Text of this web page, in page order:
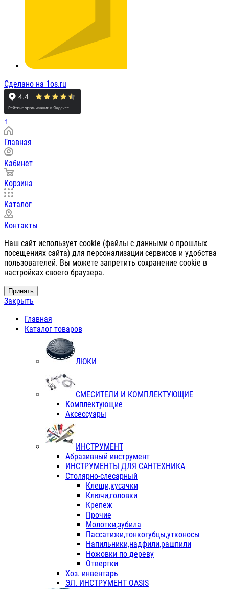
Сделано на 1os.ru
↑
Главная
Кабинет
Корзина
Каталог
Контакты
Наш сайт использует cookie (файлы с данными о прошлых
посещениях сайта) для персонализации сервисов и удобства
пользователей. Вы можете запретить сохранение cookie в
настройках своего браузера.
Принять
Закрыть
Главная
Каталог товаров
ЛЮКИ
СМЕСИТЕЛИ И КОМПЛЕКТУЮЩИЕ
Комплектующие
Аксессуары
ИНСТРУМЕНТ
Абразивный инструмент
ИНСТРУМЕНТЫ ДЛЯ САНТЕХНИКА
Столярно-слесарный
Клещи,кусачки
Ключи,головки
Крепеж
Прочие
Молотки,зубила
Пассатижи,тонкогубцы,утконосы
Напильники,надфили,рашпили
Ножовки по дереву
Отвертки
Хоз. инвентарь
ЭЛ. ИНСТРУМЕНТ OASIS